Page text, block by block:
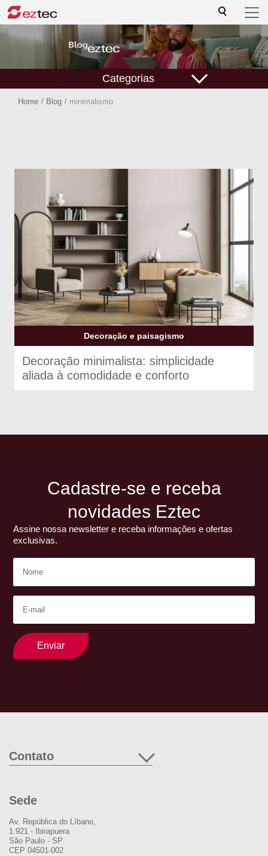
Categorias
Home / Blog / minimalismo
Decoração e paisagismo
Decoração minimalista: simplicidade
aliada à comodidade e conforto
Cadastre-se e receba
novidades Eztec
Assine nossa newsletter e receba informações e ofertas
exclusivas.
Enviar
Contato
Sede
Av. República do Líbano,
1.921 - Ibirapuera
São Paulo - SP
CEP 04501-002